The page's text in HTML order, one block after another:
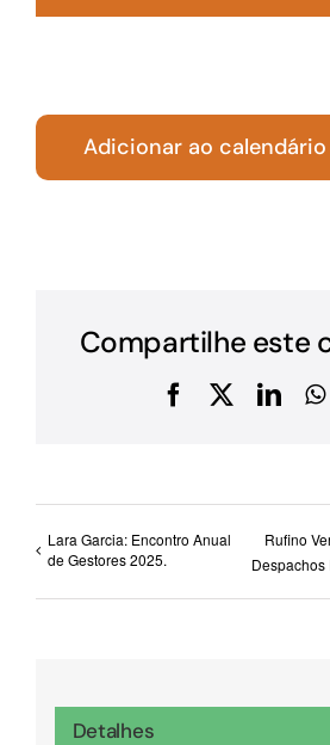
Adicionar ao calendário
Compartilhe este
Facebook
X
Lara Garcia: Encontro Anual
de Gestores 2025.
Rufino
Despachos
Detalhes